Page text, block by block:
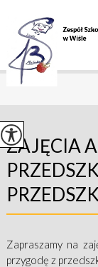
ZAJĘCIA
Zapraszamy na
przygodę z